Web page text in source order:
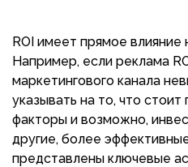
ROI имеет прямое влияние
Например, если реклама
маркетингового канала
указывать на то, что
факторы и возможно,
другие, более
представлены ключевые